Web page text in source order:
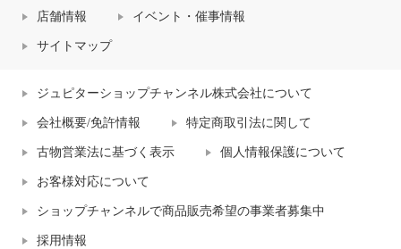
店舗情報 イベント・催事情報
サイトマップ
ジュピターショップチャンネル株式会社について
会社概要/免許情報 特定商取引法に関して
古物営業法に基づく表示 個人情報保護について
お客様対応について
ショップチャンネルで商品販売希望の事業者募集中
採用情報